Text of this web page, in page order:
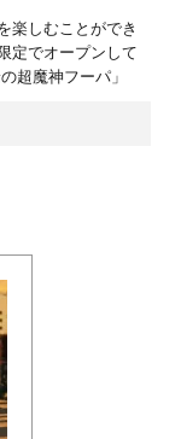
楽しむことができ
定でオープンして
超魔神フーパ」